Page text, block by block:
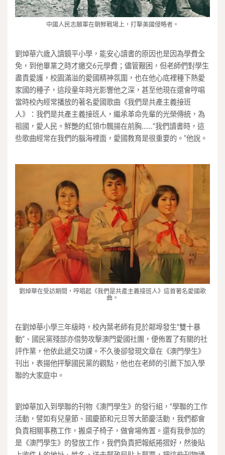
中國人民志願軍在朝鮮戰場上，打擊美國侵略者。
劉焯華六歲入讀鏡平小學，能安心讀書的原因也是因為學費全
免，到他畢業之時才繳交6元學費；儘管艱困，但老師們對學生
盡責愛護，校園滿溢的愛國精神氛圍，也在他心底裡種下熱愛
家國的種子，這段童年時光影響他之深，甚至他現在還會哼唱
當時校內經常播放的著名愛國歌曲《我們是共產主義接班
人》：我們是共產主義接班人，繼承革命先輩的光榮傳統，為
祖國，愛人民。鮮艷的紅領巾飄揚在前胸……“我們讀書時，這
些歌曲經常在我們的腦海裡面，愛國教育是很重要的。”他說。
劉焯華在受訪期間，哼唱起《我們是共產主義接班人》這首著名愛國歌
曲。
在劉焯華小學三年級時，校內葉老師有見於鄰埠發生“雙十暴
動”、國民黨殘部亦借勢攻擊澳門愛國社團，便佈置了有關的社
評作業，他依此遞交功課。不久後卻發現文章在《澳門學生》
刊出，表揚他抨擊國民黨的觀點，他也在老師的引薦下加入學
聯的大家庭中。
劉焯華加入到學聯的刊物《澳門學生》的發行組，“學聯的工作
活動，譬如有兒童節、國慶節和元旦等大節慶活動，我們都會
負責相關事務工作，搬桌子椅子，做會場佈置。還有我參加的
是《澳門學生》的發放工作，我們負責把報紙捲摺好，然後貼